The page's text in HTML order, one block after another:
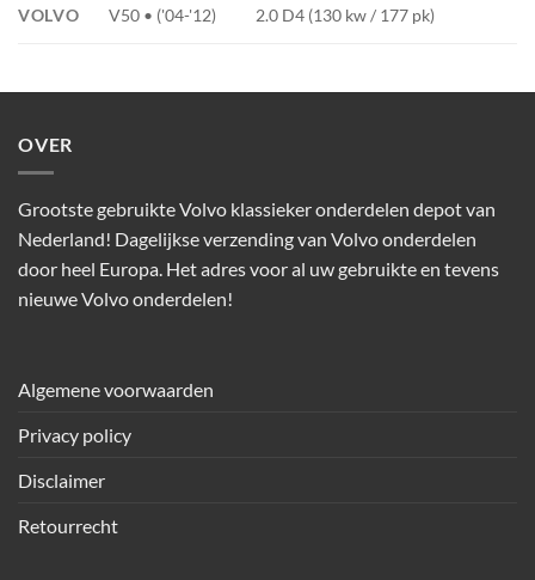
VOLVO V50 • ('04-'12) 2.0 D4 (130 kw / 177 pk)
OVER
Grootste gebruikte Volvo klassieker onderdelen depot van
Nederland! Dagelijkse verzending van Volvo onderdelen
door heel Europa. Het adres voor al uw gebruikte en tevens
nieuwe Volvo onderdelen!
Algemene voorwaarden
Privacy policy
Disclaimer
Retourrecht